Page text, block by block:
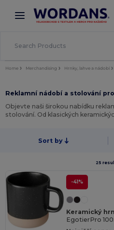
× Aplikace Wordans
Lepší ceny v aplikaci!
Home Merchandising Hrnky, lahve a nádobí
Reklamní nádobí a stolování
Objevte naši širokou nabídku
stolování. Od klasických
Sort by
25
-41%
Keramický
EgotierPro